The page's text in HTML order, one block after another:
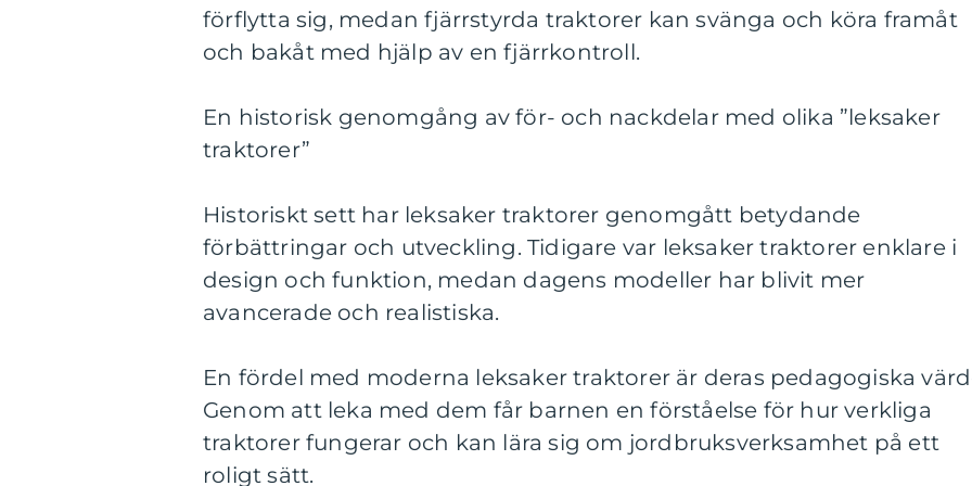
förflytta sig, medan fjärrstyrda traktorer kan svänga och köra framåt
och bakåt med hjälp av en fjärrkontroll.
En historisk genomgång av för- och nackdelar med olika ”leksaker
traktorer”
Historiskt sett har leksaker traktorer genomgått betydande
förbättringar och utveckling. Tidigare var leksaker traktorer enklare i
design och funktion, medan dagens modeller har blivit mer
avancerade och realistiska.
En fördel med moderna leksaker traktorer är deras pedagogiska
Genom att leka med dem får barnen en förståelse för hur verkliga
traktorer fungerar och kan lära sig om jordbruksverksamhet på ett
roligt sätt.